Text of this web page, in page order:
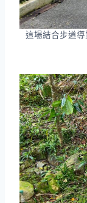
這場結合步道